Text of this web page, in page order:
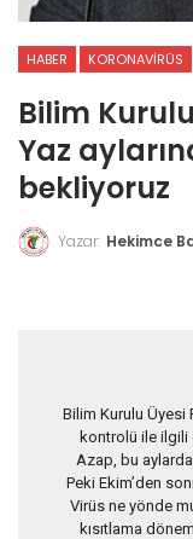
HABER KORONAVIRÜS
Bilim
Yaz
bekliyoruz
Yazar: Hekimce
Bilim Kurulu Üyesi
kontrolü ile ilgili
Azap, bu aylarda
Peki Ekim’den
Virüs ne yönde
kısıtlama